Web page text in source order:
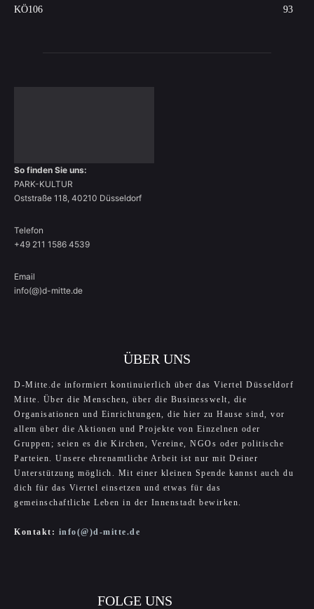
KÖ106
93
So finden Sie uns:
PARK-KULTUR
Oststraße 118, 40210 Düsseldorf
Telefon
+49 211 1586 4539
Email
info(@)d-mitte.de
ÜBER UNS
D-Mitte.de informiert kontinuierlich über das Viertel Düsseldorf
Mitte. Über die Menschen, über die Businesswelt, die
Organisationen und Einrichtungen, die hier zu Hause sind, vor
allem über die Aktionen und Projekte von Einzelnen oder
Gruppen; seien es die Kirchen, Vereine, NGOs oder politische
Parteien. Unsere ehrenamtliche Arbeit ist nur mit Deiner
Unterstützung möglich. Mit einer kleinen Spende kannst auch du
dich für das Viertel einsetzen und etwas für das
gemeinschaftliche Leben in der Innenstadt bewirken.
Kontakt: info(@)d-mitte.de
FOLGE UNS